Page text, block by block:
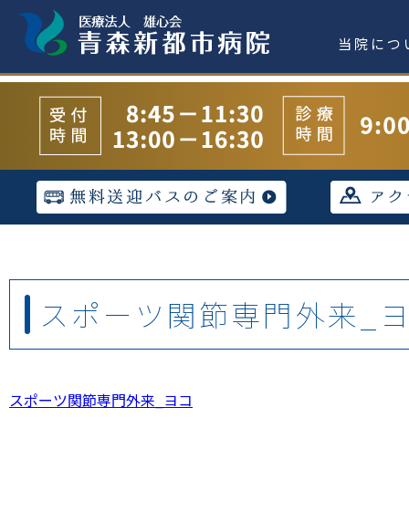
当院につ
スポーツ関節専門外来_
スポーツ関節専門外来_ヨコ